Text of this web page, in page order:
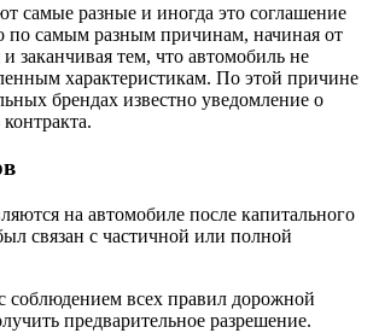
самые разные и иногда это соглашение
по самым разным причинам, начиная от
заканчивая тем, что автомобиль не
характеристикам. По этой причине
брендах известно уведомление о
на автомобиле после капитального
связан с частичной или полной
соблюдением всех правил дорожной
предварительное разрешение.